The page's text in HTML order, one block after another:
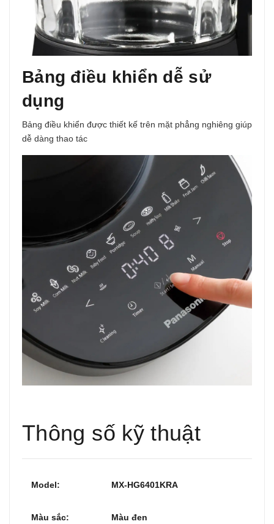
Bảng điều khiển dễ sử
dụng
Bảng điều khiển được thiết kế trên mặt phẳng nghiêng giúp
dễ dàng thao tác
Thông số kỹ thuật
Model: MX-HG6401KRA
Màu sắc: Màu đen